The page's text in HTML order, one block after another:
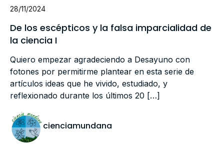
28/11/2024
De los escépticos y la falsa imparcialidad de
la ciencia I
Quiero empezar agradeciendo a Desayuno con
fotones por permitirme plantear en esta serie de
artículos ideas que he vivido, estudiado, y
reflexionado durante los últimos 20 […]
cienciamundana